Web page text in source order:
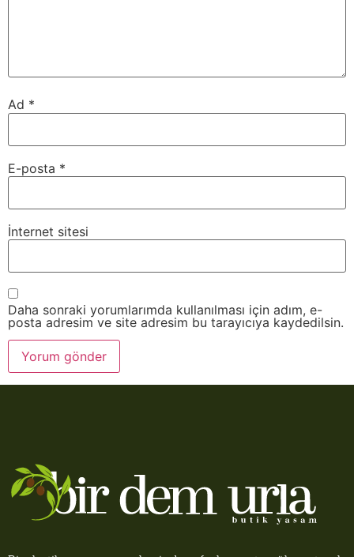
Ad *
E-posta *
İnternet sitesi
Daha sonraki yorumlarımda kullanılması için adım, e-
posta adresim ve site adresim bu tarayıcıya kaydedilsin.